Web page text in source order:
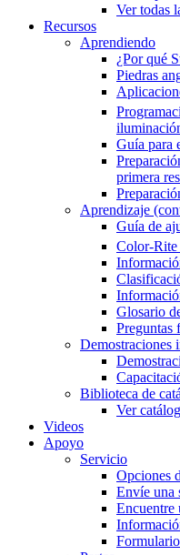
Ver todas
Recursos
Aprendiendo
¿Por qué
Piedras
Guía para
primera
Aprendizaje
Guía de
Color-
Glosario
Preguntas
Demostraciones
Biblioteca de
Ver
Videos
Apoyo
Servicio
Opciones
Envíe una
Encuentre